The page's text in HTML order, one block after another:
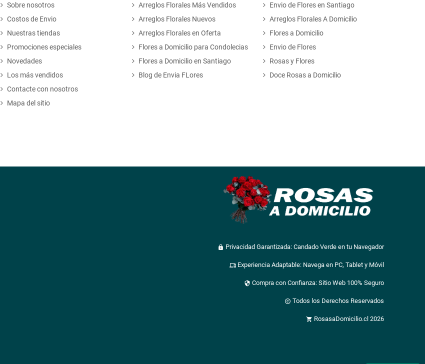
Sobre nosotros
Costos de Envio
Nuestras tiendas
Promociones especiales
Novedades
Los más vendidos
Contacte con nosotros
Mapa del sitio
Arreglos Florales Más Vendidos
Arreglos Florales Nuevos
Arreglos Florales en Oferta
Flores a Domicilio para Condolecias
Flores a Domicilio en Santiago
Blog de Envia FLores
Envio de Flores en Santiago
Arreglos Florales A Domicilio
Flores a Domicilio
Envio de Flores
Rosas y Flores
Doce Rosas a Domicilio
lock Privacidad Garantizada: Candado Verde en tu Navegador
devices Experiencia Adaptable: Navega en PC, Tablet y Móvil
security Compra con Confianza: Sitio Web 100% Seguro
copyright Todos los Derechos Reservados
shopping_cart RosasaDomicilio.cl 2026